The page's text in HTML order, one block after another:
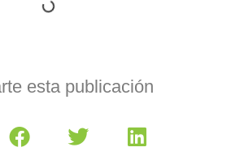
esta publicación